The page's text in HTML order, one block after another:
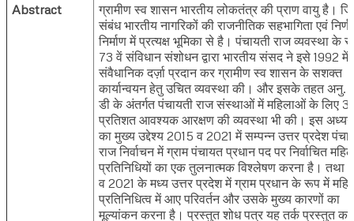
Abstract
ग्रामीण स्व शासन भारतीय लोकतंत्र की प्राण वायु है।
संबंध भारतीय नागरिकों की राजनीतिक सहभागिता एवं
निर्माण में प्रत्यक्ष भूमिका से है। पंचायती राज व्यवस्था के
73 वें संविधान संशोधन द्वारा भारतीय संसद ने इसे 1992 में
संवैधानिक दर्ज़ा प्रदान कर ग्रामीण स्व शासन के सशक्त
कार्यान्वयन हेतु उचित व्यवस्था की। और इसके तहत अनु.
डी के अंतर्गत पंचायती राज संस्थाओं में महिलाओं के लिए
प्रतिशत आवश्यक आरक्षण की व्यवस्था भी की। इस
का मुख्य उद्देश्य 2015 व 2021 में सम्पन्न उत्तर प्रदेश
राज निर्वाचन में ग्राम पंचायत प्रधान पद पर निर्वाचित
प्रतिनिधियों का एक तुलनात्मक विश्लेषण करना है। तथा
व 2021 के मध्य उत्तर प्रदेश में ग्राम प्रधान के रूप में
प्रतिनिधित्व में आए परिवर्तन और उसके मुख्य कारणों का
मूल्यांकन करना है। प्रस्तुत शोध पत्र यह तर्क प्रस्तुत